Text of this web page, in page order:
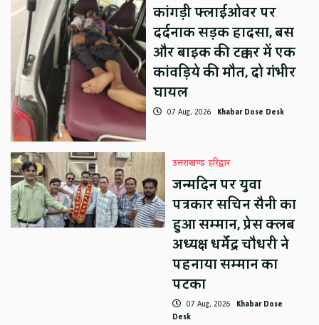
कांगड़ी फ्लाईओवर पर
दर्दनाक सड़क हादसा, बस
और बाइक की टक्कर में एक
कांवड़िये की मौत, दो गंभीर
घायल
07 Aug, 2026 Khabar Dose Desk
उत्तराखण्ड हरिद्वार
जन्मदिन पर युवा
पत्रकार सचिन सैनी का
हुआ सम्मान, प्रेस क्लब
अध्यक्ष धर्मेंद्र चौधरी ने
पहनाया सम्मान का
पटका
07 Aug, 2026 Khabar Dose
Desk